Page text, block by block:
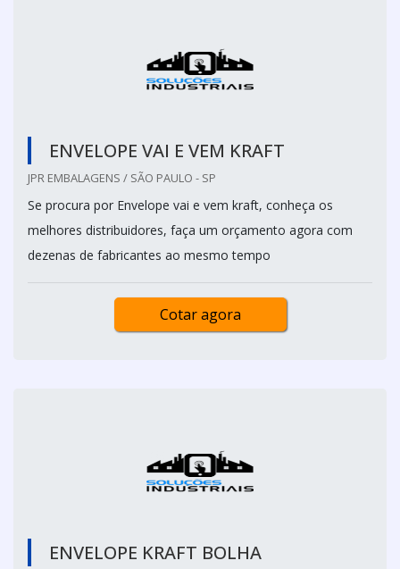
ENVELOPE VAI E VEM KRAFT
JPR EMBALAGENS / SÃO PAULO - SP
Se procura por Envelope vai e vem kraft, conheça os
melhores distribuidores, faça um orçamento agora com
dezenas de fabricantes ao mesmo tempo
Cotar agora
ENVELOPE KRAFT BOLHA